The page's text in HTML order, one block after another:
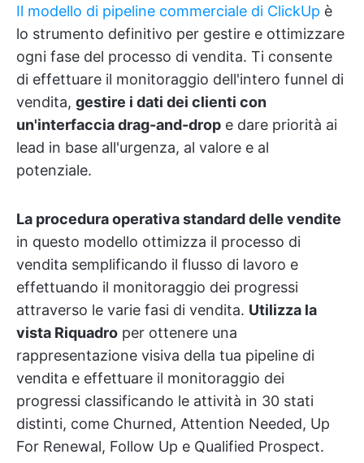
Il modello di pipeline commerciale di ClickUp è
lo strumento definitivo per gestire e ottimizzare
ogni fase del processo di vendita. Ti consente
di effettuare il monitoraggio dell'intero funnel di
vendita, gestire i dati dei clienti con
un'interfaccia drag-and-drop e dare priorità ai
lead in base all'urgenza, al valore e al
potenziale.
La procedura operativa standard delle vendite
in questo modello ottimizza il processo di
vendita semplificando il flusso di lavoro e
effettuando il monitoraggio dei progressi
attraverso le varie fasi di vendita. Utilizza la
vista Riquadro per ottenere una
rappresentazione visiva della tua pipeline di
vendita e effettuare il monitoraggio dei
progressi classificando le attività in 30 stati
distinti, come Churned, Attention Needed, Up
For Renewal, Follow Up e Qualified Prospect.